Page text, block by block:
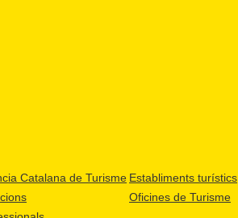
Catalana de Turisme Establiments turístics
Oficines de Turisme